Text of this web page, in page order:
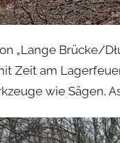
„Lange Brücke/
Zeit am
wie Sägen,